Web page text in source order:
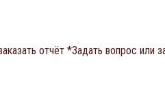
отчёт *Задать вопрос или